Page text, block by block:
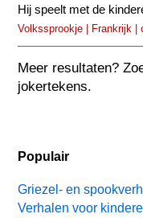
Hij speelt met de
Volkssprookje | Frankrijk |
Meer resultaten?
jokertekens.
Populair
Griezel- en
Verhalen voor